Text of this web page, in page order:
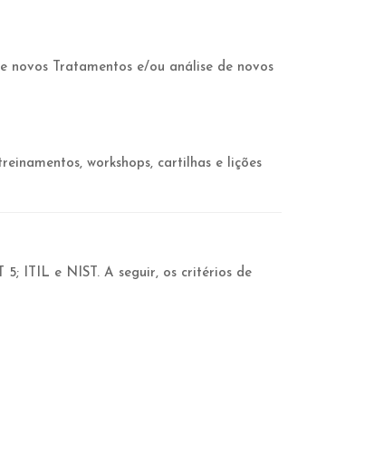
Tratamentos e/ou análise de novos
workshops, cartilhas e lições
5; ITIL e NIST. A seguir, os critérios de